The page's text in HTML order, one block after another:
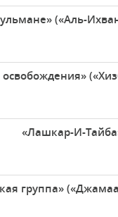
(«Аль-
«Лашкар-И-
группа»